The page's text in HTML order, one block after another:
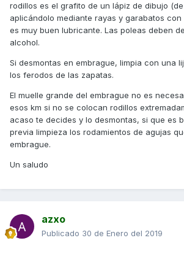
rodillos es el grafito de un lápiz de dibujo
aplicándolo mediante rayas y garabatos con
es muy buen lubricante. Las poleas deben
alcohol.
Si desmontas en embrague, limpia con una
los ferodos de las zapatas.
El muelle grande del embrague no es
esos km si no se colocan rodillos
acaso te decides y lo desmontas, si que es
previa limpieza los rodamientos de agujas
embrague.
Un saludo
azxo
Publicado 30 de Enero del 2019